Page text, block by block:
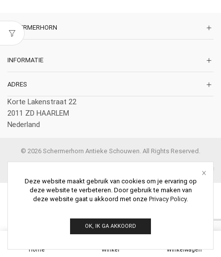
SCHERMERHORN
INFORMATIE
ADRES
Korte Lakenstraat 22
2011 ZD HAARLEM
Nederland
© 2026 Schermerhorn Antieke Schouwen. All Rights Reserved.
Home Winkel Winkelwagen
Deze website maakt gebruik van cookies om je ervaring op
deze website te verbeteren. Door gebruik te maken van
deze website gaat u akkoord met onze Privacy Policy.
OK, IK GA AKKOORD